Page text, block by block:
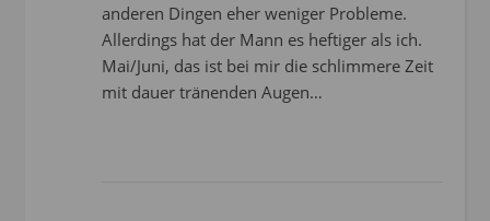
anderen Dingen eher weniger Probleme.
Allerdings hat der Mann es heftiger als ich.
Mai/Juni, das ist bei mir die schlimmere Zeit
mit dauer tränenden Augen…